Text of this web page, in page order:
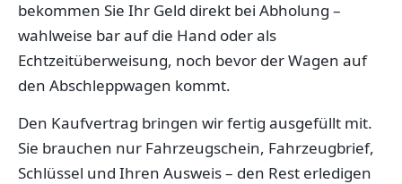
bekommen Sie Ihr Geld direkt bei Abholung –
wahlweise bar auf die Hand oder als
Echtzeitüberweisung, noch bevor der Wagen auf
den Abschleppwagen kommt.
Den Kaufvertrag bringen wir fertig ausgefüllt mit.
Sie brauchen nur Fahrzeugschein, Fahrzeugbrief,
Schlüssel und Ihren Ausweis – den Rest erledigen